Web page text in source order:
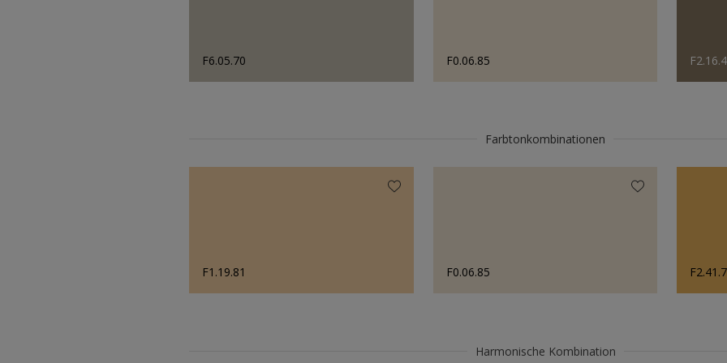
F6.05.70 F0.06.85
Farbtonkombinationen
F1.19.81 F0.06.85
Harmonische Kombination